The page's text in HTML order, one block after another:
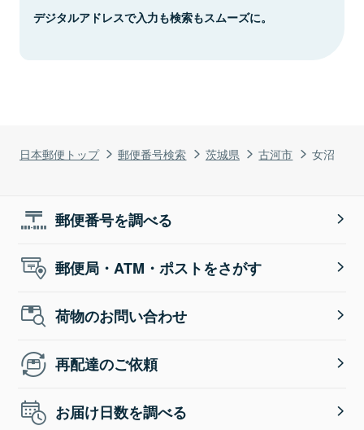
日本郵便トップ 郵便番号検索 茨城県 古河市 女沼
デジタルアドレスで入力も検索もスムーズに。
郵便番号を調べる
郵便局・ATM・ポストをさがす
荷物のお問い合わせ
再配達のご依頼
お届け日数を調べる